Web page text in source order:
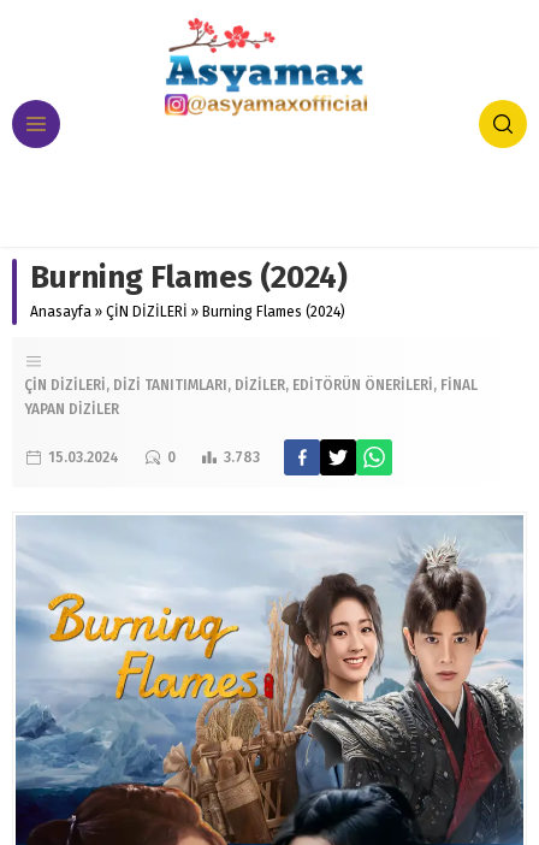
Burning Flames (2024)
Anasayfa » ÇİN DİZİLERİ » Burning Flames (2024)
ÇİN DİZİLERİ DİZİ TANITIMLARI DİZİLER EDİTÖRÜN ÖNERİLERİ
FİNAL
YAPAN DİZİLER
15.03.2024 0 3.783